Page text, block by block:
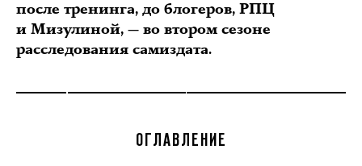
после тренинга, до блогеров, РПЦ
и Мизулиной, — во втором сезоне
расследования самиздата.
ОГЛАВЛЕНИЕ